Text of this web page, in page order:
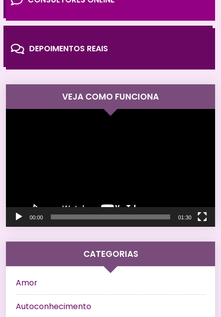
DEPOIMENTOS REAIS
VEJA COMO FUNCIONA
00:00 01:30
CATEGORIAS
Amor
Autoconhecimento